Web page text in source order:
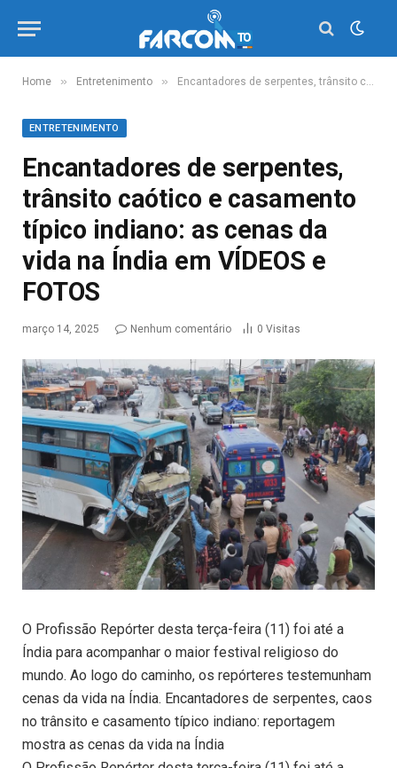
Home » Entretenimento » Encantadores de serpentes, trânsito caótico e casamento típico indiano: as cenas da vida na Índia em VÍDEOS e FOTOS
ENTRETENIMENTO
Encantadores de serpentes,
trânsito caótico e casamento
típico indiano: as cenas da
vida na Índia em VÍDEOS e
FOTOS
março 14, 2025 Nenhum comentário 0 Visitas
O Profissão Repórter desta terça-feira (11) foi até a
Índia para acompanhar o maior festival religioso do
mundo. Ao logo do caminho, os repórteres testemunham
cenas da vida na Índia. Encantadores de serpentes, caos
no trânsito e casamento típico indiano: reportagem
mostra as cenas da vida na Índia